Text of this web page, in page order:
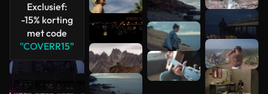
Exclusief:
-15% korting
met code
"COVERR15"